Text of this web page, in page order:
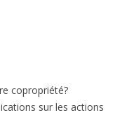
copropriété?
sur les actions